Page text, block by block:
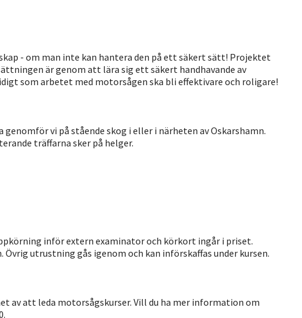
- om man inte kan hantera den på ett säkert sätt! Projektet
är genom att lära sig ett säkert handhavande av
som arbetet med motorsågen ska bli effektivare och roligare!
vi på stående skog i eller i närheten av Oskarshamn.
träffarna sker på helger.
inför extern examinator och körkort ingår i priset.
utrustning gås igenom och kan införskaffas under kursen.
av att leda motorsågskurser. Vill du ha mer information om